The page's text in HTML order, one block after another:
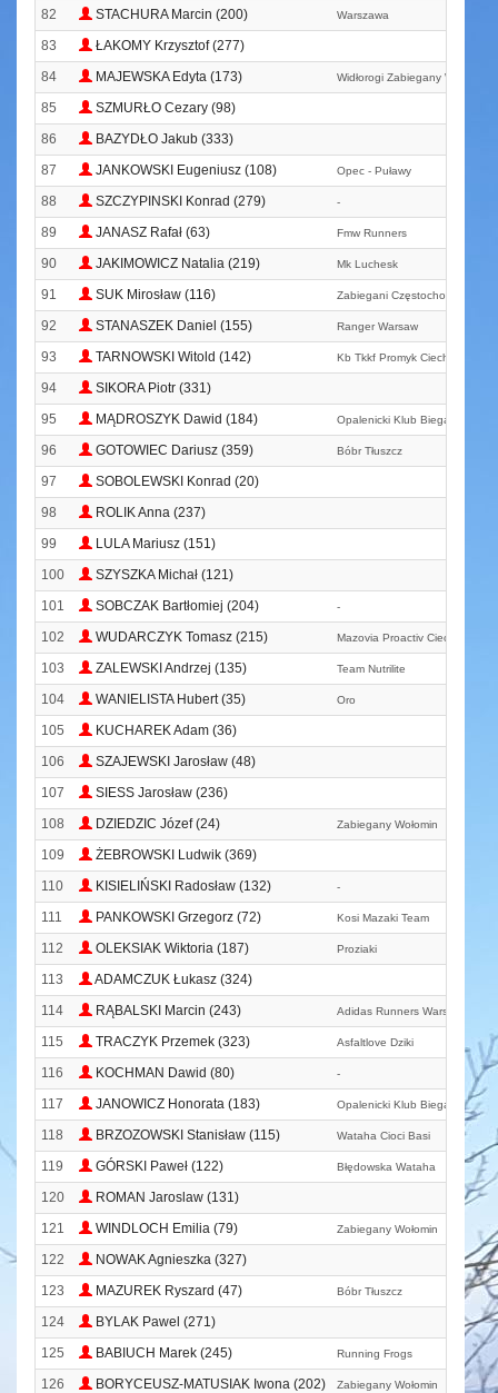
82 STACHURA Marcin (200) Warszawa
83
ŁAKOMY Krzysztof (277)
84
MAJEWSKA Edyta (173) Widłorogi Zabiegany Wołomin
85
SZMURŁO Cezary (98)
86
BAZYDŁO Jakub (333)
87
JANKOWSKI Eugeniusz (108) Opec - Puławy
88 SZCZYPINSKI Konrad (279) -
89 JANASZ Rafał (63) Fmw Runners
90 JAKIMOWICZ Natalia (219) Mk Luchesk
91 SUK Mirosław (116) Zabiegani Częstochowa
92 STANASZEK Daniel (155) Ranger Warsaw
93 TARNOWSKI Witold (142) Kb Tkkf Promyk Ciechanów
94
SIKORA Piotr (331)
95
MĄDROSZYK Dawid (184) Opalenicki Klub Biegacza
96 GOTOWIEC Dariusz (359) Bóbr Tłuszcz
97
SOBOLEWSKI Konrad (20)
98
ROLIK Anna (237)
99
LULA Mariusz (151)
100
SZYSZKA Michał (121)
101
SOBCZAK Bartłomiej (204) -
102 WUDARCZYK Tomasz (215) Mazovia Proactiv Ciechanów
103 ZALEWSKI Andrzej (135) Team Nutrilite
104 WANIELISTA Hubert (35) Oro
105
KUCHAREK Adam (36)
106
SZAJEWSKI Jarosław (48)
107
SIESS Jarosław (236)
108
DZIEDZIC Józef (24) Zabiegany Wołomin
109
ŻEBROWSKI Ludwik (369)
110
KISIELIŃSKI Radosław (132) -
111 PANKOWSKI Grzegorz (72) Kosi Mazaki Team
112 OLEKSIAK Wiktoria (187) Proziaki
113
ADAMCZUK Łukasz (324)
114
RĄBALSKI Marcin (243) Adidas Runners Warsaw
115 TRACZYK Przemek (323) Asfaltlove Dziki
116 KOCHMAN Dawid (80) -
117 JANOWICZ Honorata (183) Opalenicki Klub Biegacza
118 BRZOZOWSKI Stanisław (115) Wataha Cioci Basi
119 GÓRSKI Paweł (122) Błędowska Wataha
120
ROMAN Jaroslaw (131)
121
WINDLOCH Emilia (79) Zabiegany Wołomin
122
NOWAK Agnieszka (327)
123
MAZUREK Ryszard (47) Bóbr Tłuszcz
124
BYLAK Pawel (271)
125
BABIUCH Marek (245) Running Frogs
126 BORYCEUSZ-MATUSIAK Iwona (202) Zabiegany Wołomin